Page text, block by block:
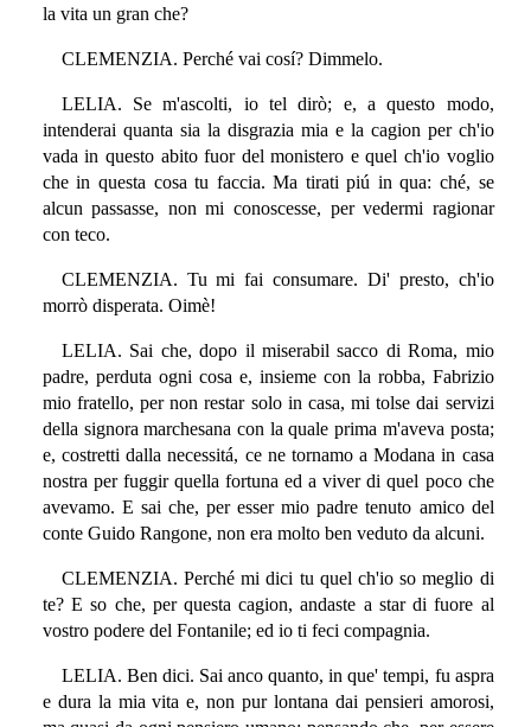
la vita un gran che?
CLEMENZIA. Perché vai cosí? Dimmelo.
LELIA. Se m'ascolti, io tel dirò; e, a questo modo,
intenderai quanta sia la disgrazia mia e la cagion per ch'io
vada in questo abito fuor del monistero e quel ch'io voglio
che in questa cosa tu faccia. Ma tirati piú in qua: ché, se
alcun passasse, non mi conoscesse, per vedermi ragionar
con teco.
CLEMENZIA. Tu mi fai consumare. Di' presto, ch'io
morrò disperata. Oimè!
LELIA. Sai che, dopo il miserabil sacco di Roma, mio
padre, perduta ogni cosa e, insieme con la robba, Fabrizio
mio fratello, per non restar solo in casa, mi tolse dai servizi
della signora marchesana con la quale prima m'aveva posta;
e, costretti dalla necessitá, ce ne tornamo a Modana in casa
nostra per fuggir quella fortuna ed a viver di quel poco che
avevamo. E sai che, per esser mio padre tenuto amico del
conte Guido Rangone, non era molto ben veduto da alcuni.
CLEMENZIA. Perché mi dici tu quel ch'io so meglio di
te? E so che, per questa cagion, andaste a star di fuore al
vostro podere del Fontanile; ed io ti feci compagnia.
LELIA. Ben dici. Sai anco quanto, in que' tempi, fu aspra
e dura la mia vita e, non pur lontana dai pensieri amorosi,